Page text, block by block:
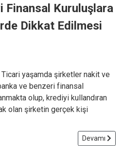
Finansal Kuruluşlara
Dikkat Edilmesi
yaşamda şirketler nakit ve
ve benzeri finansal
olup, krediyi kullandıran
olan şirketin gerçek kişi
Devamı